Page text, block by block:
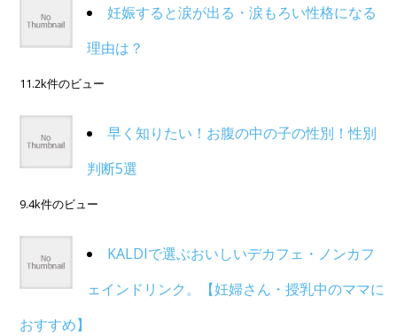
妊娠すると涙が出る・涙もろい性格になる
理由は？
11.2k件のビュー
早く知りたい！お腹の中の子の性別！性別
判断5選
9.4k件のビュー
KALDIで選ぶおいしいデカフェ・ノンカフ
ェインドリンク。【妊婦さん・授乳中のママに
おすすめ】